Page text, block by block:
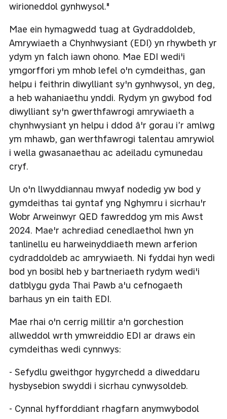
wirioneddol gynhwysol."
Mae ein hymagwedd tuag at Gydraddoldeb,
Amrywiaeth a Chynhwysiant (EDI) yn rhywbeth yr
ydym yn falch iawn ohono. Mae EDI wedi'i
ymgorffori ym mhob lefel o'n cymdeithas, gan
helpu i feithrin diwylliant sy'n gynhwysol, yn deg,
a heb wahaniaethu ynddi. Rydym yn gwybod fod
diwylliant sy'n gwerthfawrogi amrywiaeth a
chynhwysiant yn helpu i ddod â'r gorau i’r amlwg
ym mhawb, gan werthfawrogi talentau amrywiol
i wella gwasanaethau ac adeiladu cymunedau
cryf.
Un o'n llwyddiannau mwyaf nodedig yw bod y
gymdeithas tai gyntaf yng Nghymru i sicrhau'r
Wobr Arweinwyr QED fawreddog ym mis Awst
2024. Mae'r achrediad cenedlaethol hwn yn
tanlinellu eu harweinyddiaeth mewn arferion
cydraddoldeb ac amrywiaeth. Ni fyddai hyn wedi
bod yn bosibl heb y bartneriaeth rydym wedi'i
datblygu gyda Thai Pawb a'u cefnogaeth
barhaus yn ein taith EDI.
Mae rhai o'n cerrig milltir a'n gorchestion
allweddol wrth ymwreiddio EDI ar draws ein
cymdeithas wedi cynnwys:
- Sefydlu gweithgor hygyrchedd a diweddaru
hysbysebion swyddi i sicrhau cynwysoldeb.
- Cynnal hyfforddiant rhagfarn anymwybodol